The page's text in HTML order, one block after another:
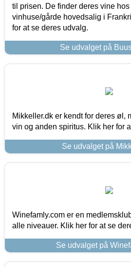
til prisen. De finder deres vine
vinhuse/gårde hovedsalig i
for at se deres udvalg.
Se udvalget på
Mikkeller.dk er kendt for deres øl,
vin og anden spiritus. Klik her for
Se udvalget på
Winefamly.com er en
alle niveauer. Klik her for at se
Se udvalget på